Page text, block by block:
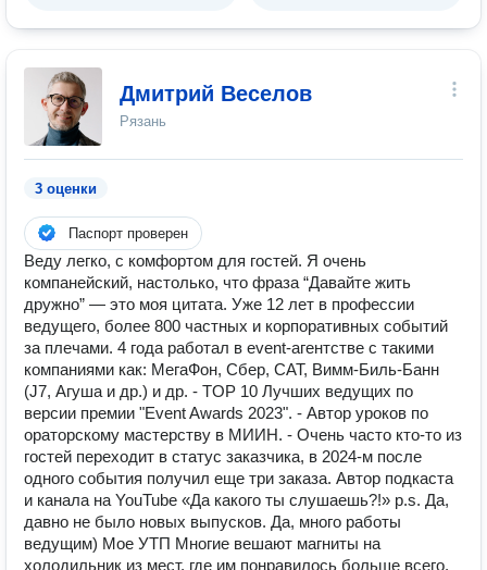
Дмитрий Веселов
Рязань
3 оценки
Паспорт проверен
Веду легко, с комфортом для гостей. Я очень
компанейский, настолько, что фраза “Давайте жить
дружно” — это моя цитата. Уже 12 лет в профессии
ведущего, более 800 частных и корпоративных событий
за плечами. 4 года работал в event-агентстве с такими
компаниями как: МегаФон, Сбер, CAT, Вимм-Биль-Банн
(J7, Агуша и др.) и др. - TOP 10 Лучших ведущих по
версии премии "Event Awards 2023". - Автор уроков по
ораторскому мастерству в МИИН. - Очень часто кто-то из
гостей переходит в статус заказчика, в 2024-м после
одного события получил еще три заказа. Автор подкаста
и канала на YouTube «Да какого ты слушаешь?!» p.s. Да,
давно не было новых выпусков. Да, много работы
ведущим) Мое УТП Многие вешают магниты на
холодильник из мест, где им понравилось больше всего.